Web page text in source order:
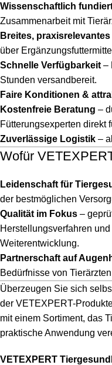
Wissenschaftlich
Zusammenarbeit mit
Breites,
über
Schnelle Verfügbarkeit –
Stunden versandbereit.
Faire Konditionen &
Kostenfreie Beratung –
Fütterungsexperten direkt
Zuverlässige Logistik –
Wofür
Leidenschaft für
der bestmöglichen
Qualität im Fokus –
Herstellungsverfahren
Weiterentwicklung.
Partnerschaft auf
Bedürfnisse von
Überzeugen Sie sich
der VETEXPERT-
mit einem Sortiment, das
praktische Anwendung
VETEXPERT